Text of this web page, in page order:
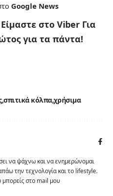
Google News
Είμαστε στο Viber Για
για τα πάντα!
σπιτικά κόλπαχρήσιμα
να ψάχνω και να ενημερώνομαι
την τεχνολογία και το lifestyle.
μπορείς στο mail μου